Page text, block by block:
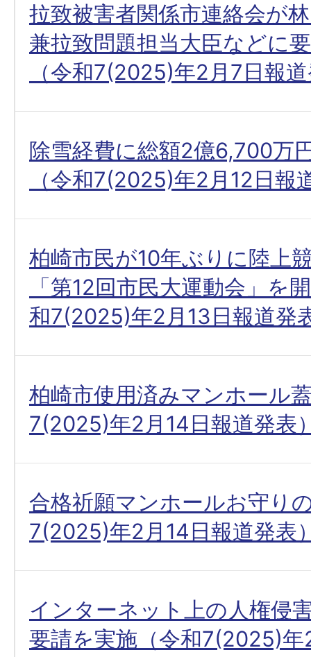
拉致被害者関係市連絡会が
兼拉致問題担当大臣などに
（令和7(2025)年2月7日報
除雪経費に総額2億6,700万
（令和7(2025)年2月12日報
柏崎市民が10年ぶりに陸上
「第12回市民大運動会」を
和7(2025)年2月13日報道発
柏崎市使用済みマンホール
7(2025)年2月14日報道発表
合格祈願マンホールお守り
7(2025)年2月14日報道発表
インターネット上の人権侵
要請を実施（令和7(2025)年